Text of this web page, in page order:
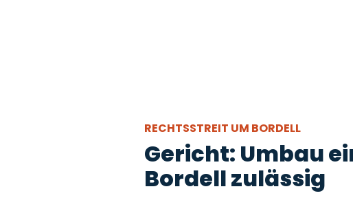
RECHTSSTREIT UM BORDELL
Gericht: Umbau
Bordell zulässig